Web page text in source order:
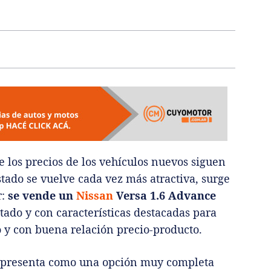
precios de los vehículos nuevos siguen
se vuelve cada vez más atractiva, surge
se vende un Nissan Versa 1.6 Advance
y con características destacadas para
con buena relación precio-producto.
como una opción muy completa